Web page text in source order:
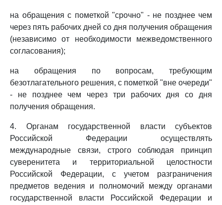
на обращения с пометкой "срочно" - не позднее чем
через пять рабочих дней со дня получения обращения
(независимо от необходимости межведомственного
согласования);
на обращения по вопросам, требующим
безотлагательного решения, с пометкой "вне очереди"
- не позднее чем через три рабочих дня со дня
получения обращения.
4. Органам государственной власти субъектов
Российской Федерации осуществлять
международные связи, строго соблюдая принцип
суверенитета и территориальной целостности
Российской Федерации, с учетом разграничения
предметов ведения и полномочий между органами
государственной власти Российской Федерации и